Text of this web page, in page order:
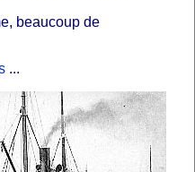
beaucoup de
...